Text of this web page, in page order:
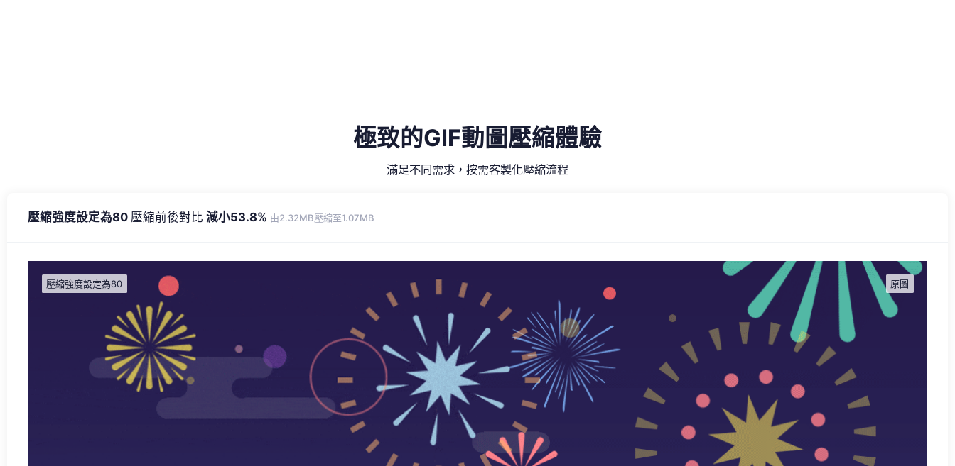
極致的GIF動圖壓縮體驗
滿足不同需求，按需客製化壓縮流程
壓縮強度設定為80 壓縮前後對比 減小53.8% 由2.32MB壓縮至1.07MB